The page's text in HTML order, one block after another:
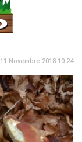
11 Novembre 2018 10:24